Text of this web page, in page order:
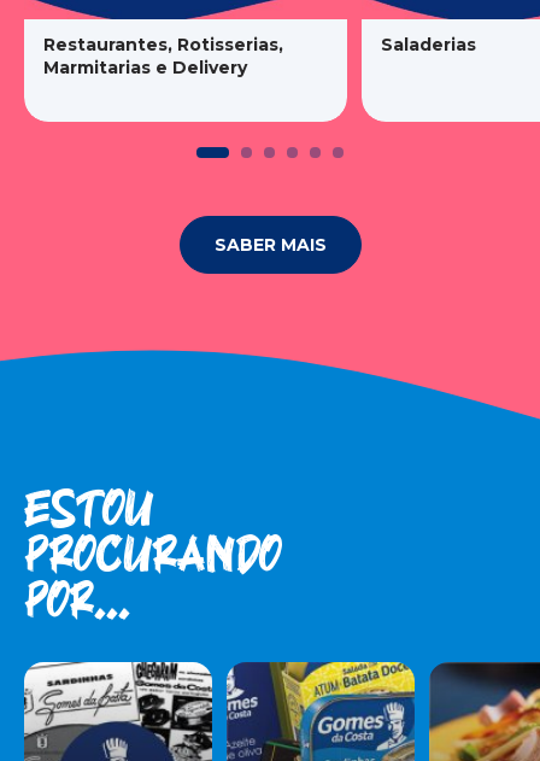
Restaurantes, Rotisserias,
Marmitarias e Delivery
Saladerias
SABER MAIS
Estou
procuran­do
por...